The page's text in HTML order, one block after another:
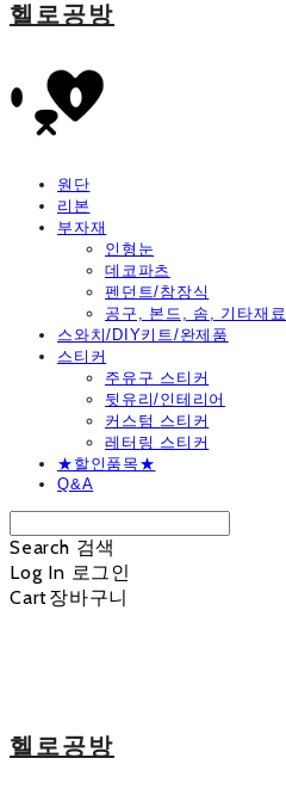
헬로공방
원단
리본
부자재
인형눈
데코파츠
펜던트/참장식
공구, 본드, 솜, 기타재료
스와치/DIY키트/완제품
스티커
주유구 스티커
뒷유리/인테리어
커스텀 스티커
레터링 스티커
★할인품목★
Q&A
Search 검색
Log In 로그인
Cart장바구니
헬로공방